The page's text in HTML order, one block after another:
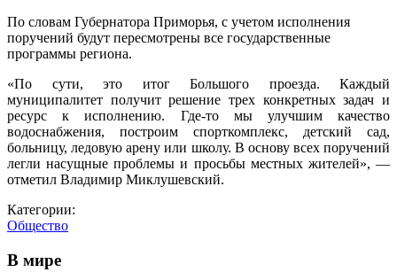
По словам Губернатора Приморья, с учетом исполнения
поручений будут пересмотрены все государственные
программы региона.
«По сути, это итог Большого проезда. Каждый
муниципалитет получит решение трех конкретных задач и
ресурс к исполнению. Где-то мы улучшим качество
водоснабжения, построим спорткомплекс, детский сад,
больницу, ледовую арену или школу. В основу всех поручений
легли насущные проблемы и просьбы местных жителей», —
отметил Владимир Миклушевский.
Категории:
Общество
В мире